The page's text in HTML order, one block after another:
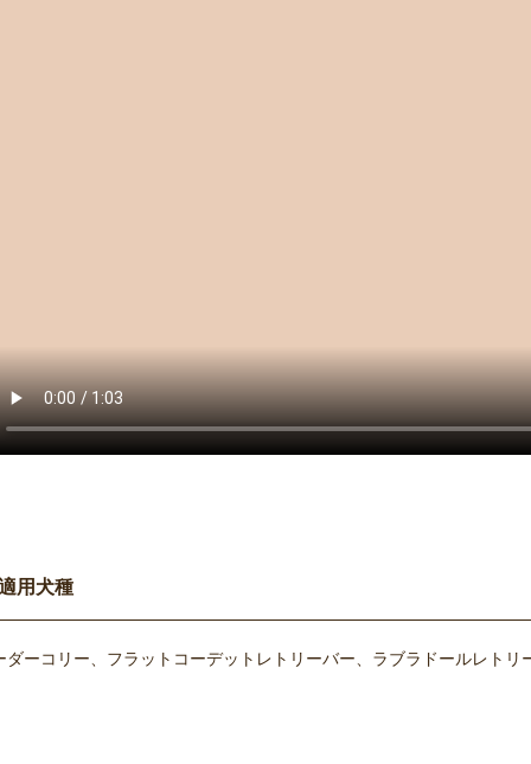
用犬種
ーコリー、フラットコーデットレトリーバー、ラブラドールレトリ